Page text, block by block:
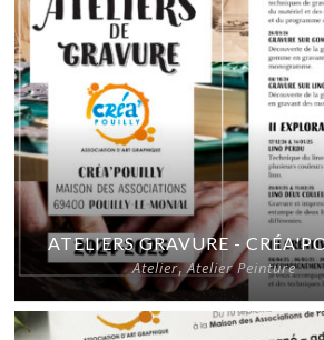
ATELIERS GRAVURE -
Atelier,Atelier Peinture